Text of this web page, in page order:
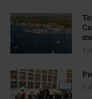
1
1